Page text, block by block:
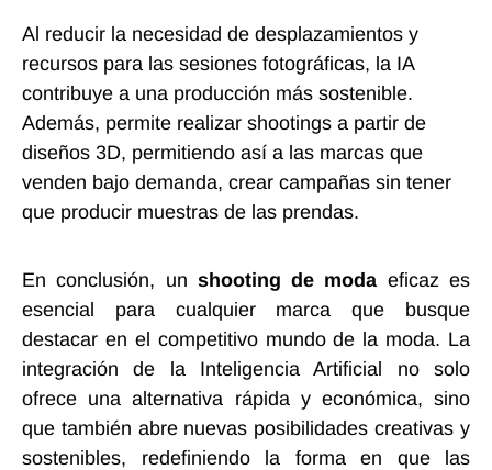
Al reducir la necesidad de desplazamientos y
recursos para las sesiones fotográficas, la IA
contribuye a una producción más sostenible.
Además, permite realizar shootings a partir de
diseños 3D, permitiendo así a las marcas que
venden bajo demanda, crear campañas sin tener
que producir muestras de las prendas.
En conclusión, un shooting de moda eficaz es
esencial para cualquier marca que busque
destacar en el competitivo mundo de la moda. La
integración de la Inteligencia Artificial no solo
ofrece una alternativa rápida y económica, sino
que también abre nuevas posibilidades creativas y
sostenibles, redefiniendo la forma en que las